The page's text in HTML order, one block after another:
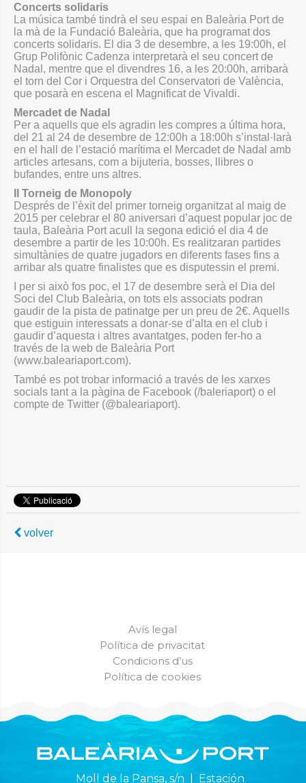
Concerts solidaris
La música també tindrà el seu espai en Baleària Port de
la mà de la Fundació Baleària, que ha programat dos
concerts solidaris. El dia 3 de desembre, a les 19:00h, el
Grup Polifònic Cadenza interpretarà el seu concert de
Nadal, mentre que el divendres 16, a les 20:00h, arribarà
el torn del Cor i Orquestra del Conservatori de València,
que posarà en escena el Magnificat de Vivaldi.
Mercadet de Nadal
Per a aquells que els agradin les compres a última hora,
del 21 al 24 de desembre de 12:00h a 18:00h s’instal·larà
en el hall de l’estació marítima el Mercadet de Nadal amb
articles artesans, com a bijuteria, bosses, llibres o
bufandes, entre uns altres.
II Torneig de Monopoly
Després de l’èxit del primer torneig organitzat al maig de
2015 per celebrar el 80 aniversari d’aquest popular joc de
taula, Baleària Port acull la segona edició el dia 4 de
desembre a partir de les 10:00h. Es realitzaran partides
simultànies de quatre jugadors en diferents fases fins a
arribar als quatre finalistes que es disputessin el premi.
I per si això fos poc, el 17 de desembre serà el Dia del
Soci del Club Baleària, on tots els associats podran
gaudir de la pista de patinatge per un preu de 2€. Aquells
que estiguin interessats a donar-se d’alta en el club i
gaudir d’aquesta i altres avantatges, poden fer-ho a
través de la web de Baleària Port
(www.baleariaport.com).
També es pot trobar informació a través de les xarxes
socials tant a la pàgina de Facebook (/baleriaport) o el
compte de Twitter (@baleariaport).
volver
Avís legal
Política de privacitat
Condicions d’us
Política de cookies
Moll de la Pansa, s/n | Estación